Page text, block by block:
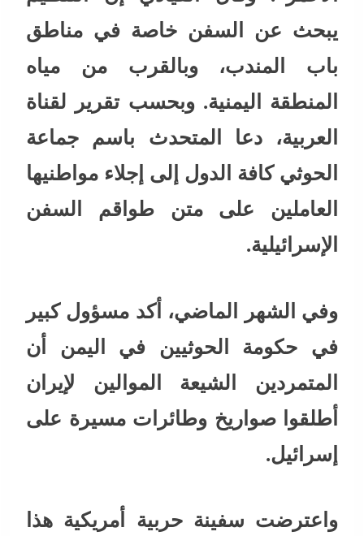
يبحث عن السفن خاصة في مناطق
باب المندب، وبالقرب من مياه
المنطقة اليمنية. وبحسب تقرير لقناة
العربية، دعا المتحدث باسم جماعة
الحوثي كافة الدول إلى إجلاء مواطنيها
العاملين على متن طواقم السفن
الإسرائيلية.
وفي الشهر الماضي، أكد مسؤول كبير
في حكومة الحوثيين في اليمن أن
المتمردين الشيعة الموالين لإيران
أطلقوا صواريخ وطائرات مسيرة على
إسرائيل.
واعترضت سفينة حربية أمريكية هذا